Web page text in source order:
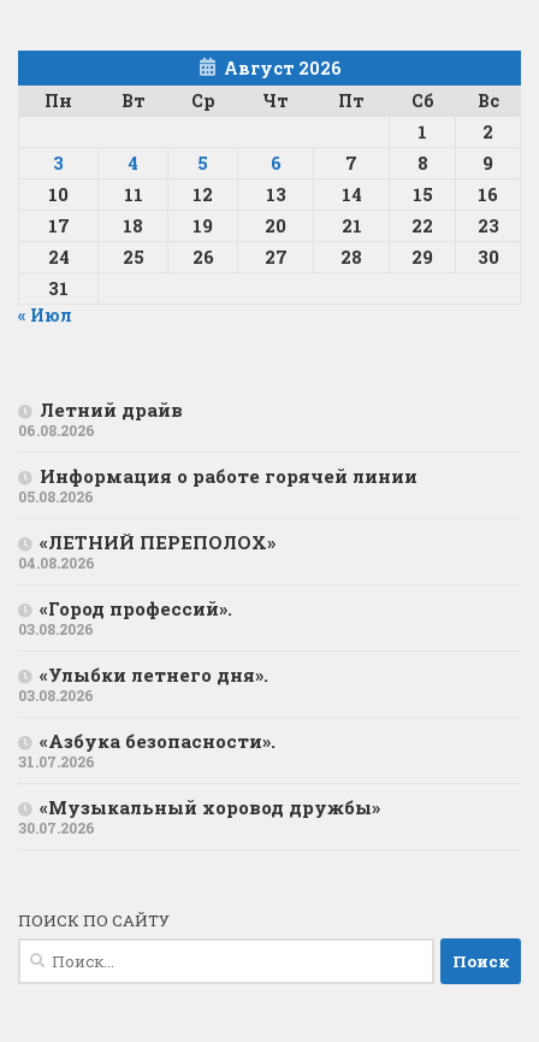
Август 2026
Пн
Вт Ср Чт Пт Сб Вс
1
2
3
4 5 6 7 8
9
10
11 12 13 14 15
16
17
18 19 20 21 22
23
24
25 26 27 28 29
30
31
« Июл
Летний драйв
06.08.2026
Информация о работе горячей линии
05.08.2026
«ЛЕТНИЙ ПЕРЕПОЛОХ»
04.08.2026
«Город профессий».
03.08.2026
«Улыбки летнего дня».
03.08.2026
«Азбука безопасности».
31.07.2026
«Музыкальный хоровод дружбы»
30.07.2026
ПОИСК ПО САЙТУ
Найти: